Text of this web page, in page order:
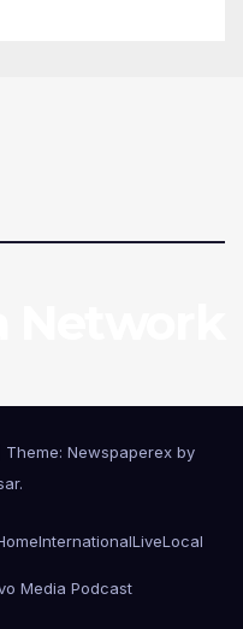
Theme: Newspaperex by
.
InternationalLiveLocal
Media Podcast